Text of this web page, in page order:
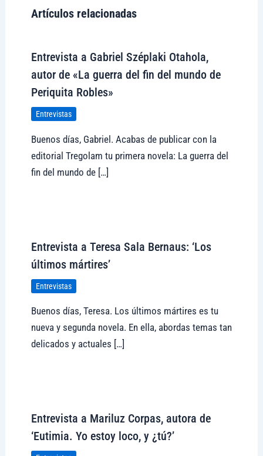
Artículos relacionadas
Entrevista a Gabriel Széplaki Otahola,
autor de «La guerra del fin del mundo de
Periquita Robles»
Entrevistas
Buenos días, Gabriel. Acabas de publicar con la
editorial Tregolam tu primera novela: La guerra del
fin del mundo de […]
Entrevista a Teresa Sala Bernaus: ‘Los
últimos mártires’
Entrevistas
Buenos días, Teresa. Los últimos mártires es tu
nueva y segunda novela. En ella, abordas temas tan
delicados y actuales […]
Entrevista a Mariluz Corpas, autora de
‘Eutimia. Yo estoy loco, y ¿tú?’